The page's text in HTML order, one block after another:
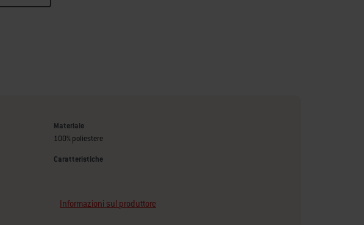
Materiale
100% poliestere
Caratteristiche
Informazioni sul produttore